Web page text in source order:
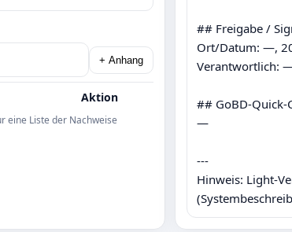
+ Anhang
Aktion
eine Liste der Nachweise
## Freigabe /
Ort/Datum: —,
Verantwortlich:
##
—
---
Hinweis: Light-